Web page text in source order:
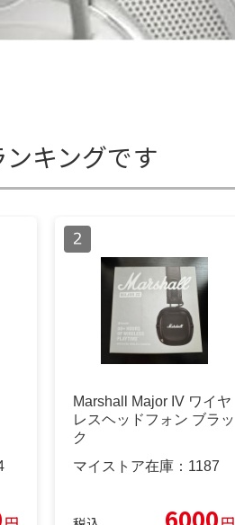
キングです
Marshall Major IV ワイヤ
レスヘッドフォン ブラッ
ク
マイストア在庫： 1187
6000